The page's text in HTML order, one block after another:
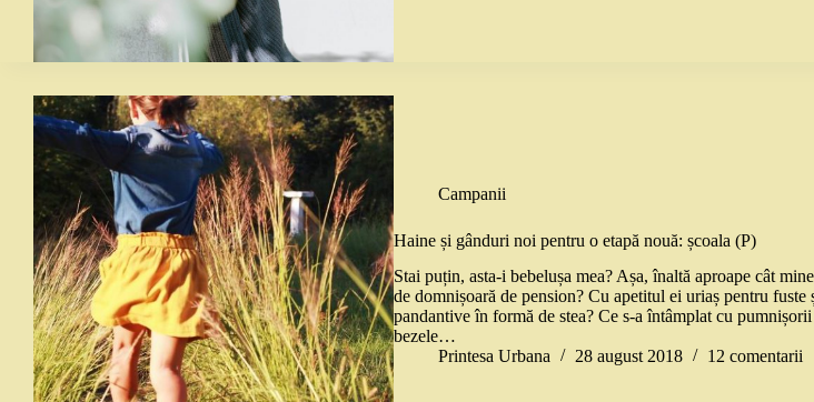
Campanii
Haine și gânduri noi pentru o etapă nouă: școala (P)
Stai puțin, asta-i bebelușa mea? Așa, înaltă aproape cât
de domnișoară de pension? Cu apetitul ei uriaș pentru fuste
pandantive în formă de stea? Ce s-a întâmplat cu
bezele…
Printesa Urbana
28 august 2018 12 comentarii